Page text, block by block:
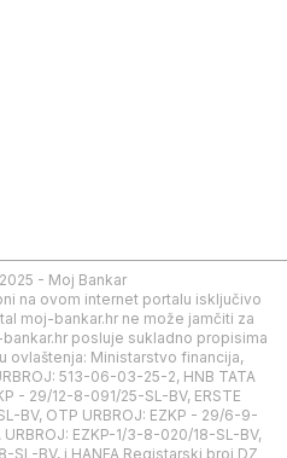
- Moj Bankar
na ovom internet portalu isključivo
moj-bankar.hr ne može jamčiti za
posluje sukladno propisima
ovlaštenja: Ministarstvo financija,
513-06-03-25-2, HNB TATA
- 29/12-8-091/25-SL-BV, ERSTE
BV, OTP URBROJ: EZKP - 29/6-9-
URBROJ: EZKP-1/3-8-020/18-SL-BV,
SL-BV, i HANFA Registarski broj DZ